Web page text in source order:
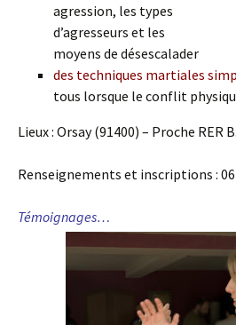
agression, les types
d’agresseurs et les
moyens de désescalader
des techniques martiales
tous lorsque le conflit
Lieux : Orsay (91400) – Proche RER B.
Renseignements et inscriptions : 06
Témoignages…